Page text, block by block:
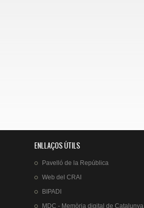
ENLLAÇOS ÚTILS
Pavelló de la República
Web delCRAI
BIPADI
MDC - Memòria digital de Catalunya